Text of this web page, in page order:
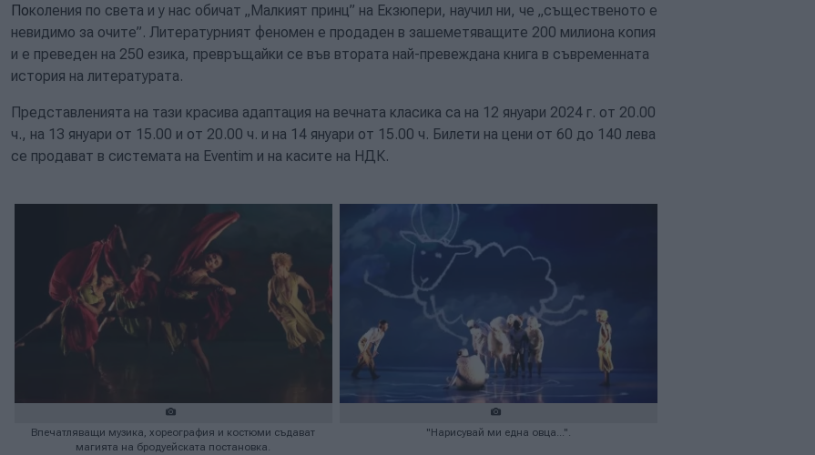
Поколения по света и у нас обичат „Малкият принц” на Екзюпери, научил ни, че „същественото е
невидимо за очите”. Литературният феномен е продаден в зашеметяващите 200 милиона копия
и е преведен на 250 езика, превръщайки се във втората най-превеждана книга в съвременната
история на литературата.
Представленията на тази красива адаптация на вечната класика са на 12 януари 2024 г. от 20.00
ч., на 13 януари от 15.00 и от 20.00 ч. и на 14 януари от 15.00 ч. Билети на цени от 60 до 140 лева
се продават в системата на Eventim и на касите на НДК.
Впечатляващи музика, хореография и костюми съдават
магията на бродуейската постановка.
"Нарисувай ми една овца...".